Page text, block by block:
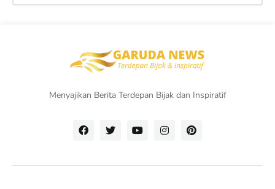
Menyajikan Berita Terdepan Bijak dan Inspiratif